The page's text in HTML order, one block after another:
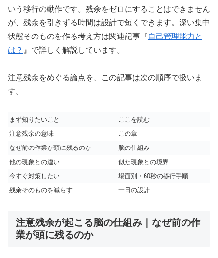
いう移行の動作です。残余をゼロにすることはできません
が、残余を引きずる時間は設計で短くできます。深い集中
状態そのものを作る考え方は関連記事『自己管理能力と
は？ 』で詳しく解説しています。
注意残余をめぐる論点を、この記事は次の順序で扱いま
す。
まず知りたいこと
ここを読む
注意残余の意味
この章
なぜ前の作業が頭に残るのか
脳の仕組み
他の現象との違い
似た現象との境界
今すぐ対策したい
場面別・60秒の移行手順
残余そのものを減らす
一日の設計
注意残余が起こる脳の仕組み｜なぜ前の作
業が頭に残るのか